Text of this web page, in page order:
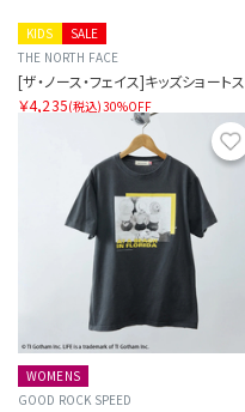
SALE
KIDS
THE NORTH FACE
￥4,235(税込)30%OFF
WOMENS
GOOD ROCK SPEED